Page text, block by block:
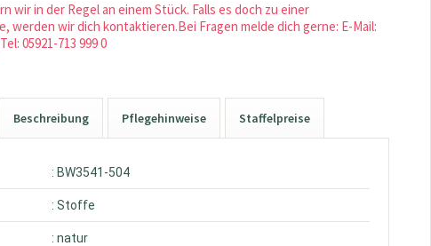
wir in der Regel an einem Stück. Falls es doch zu einer
werden wir dich kontaktieren.Bei Fragen melde dich gerne: E-Mail:
05921-713 999 0
Beschreibung Pflegehinweise Staffelpreise
: BW3541-504
: Stoffe
: natur